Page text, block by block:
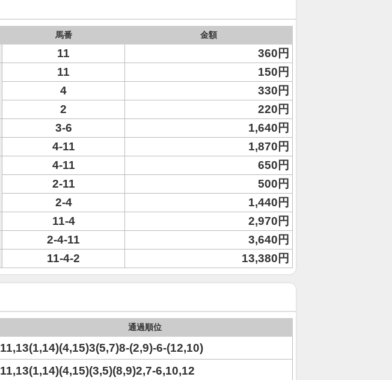
馬番 金額
11 360円
11
150円
4
330円
2
220円
3-6
1,640円
4-11 1,870円
4-11
650円
2-11
500円
2-4
1,440円
11-4
2,970円
2-4-11
3,640円
11-4-2 13,380円
通過順位
11,13(1,14)(4,15)3(5,7)8-(2,9)-6-(12,10)
11,13(1,14)(4,15)(3,5)(8,9)2,7-6,10,12